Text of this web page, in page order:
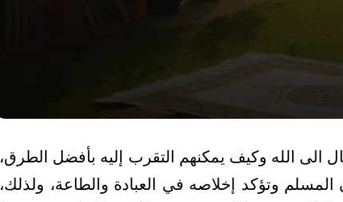
الى الله وكيف يمكنهم التقرب إليه بأفضل الطرق،
وتؤكد إخلاصه في العبادة والطاعة، ولذلك،